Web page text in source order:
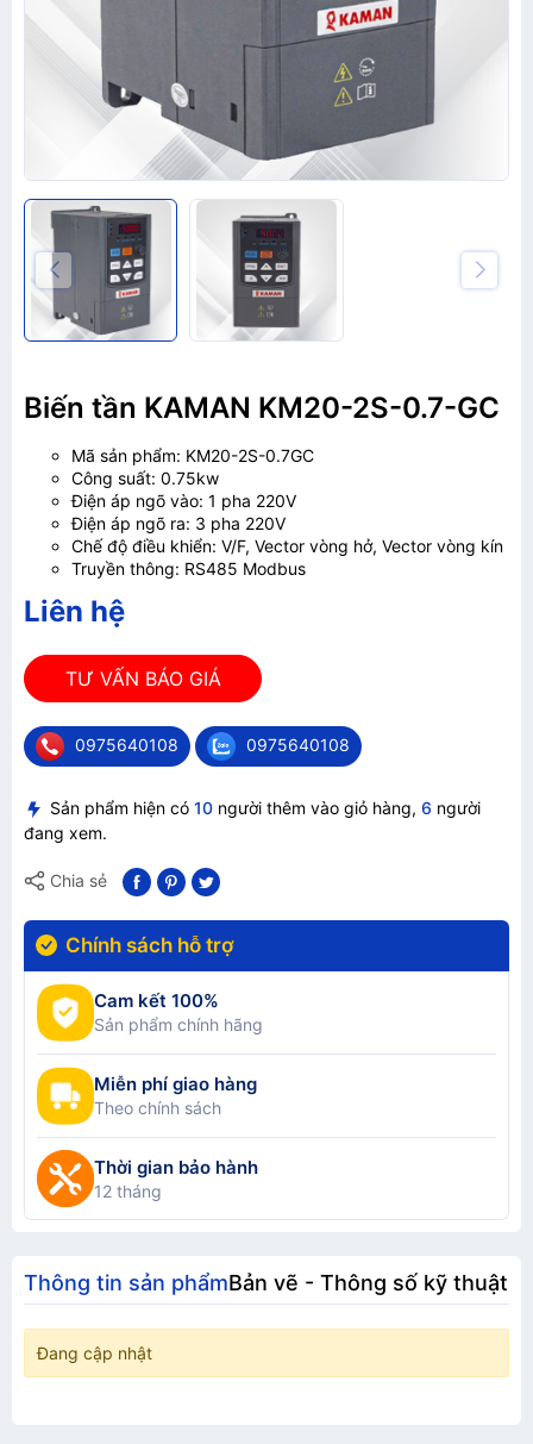
Biến tần KAMAN KM20-2S-0.7-GC
Mã sản phẩm: KM20-2S-0.7GC
Công suất: 0.75kw
Điện áp ngõ vào: 1 pha 220V
Điện áp ngõ ra: 3 pha 220V
Chế độ điều khiển: V/F, Vector vòng hở, Vector vòng kín
Truyền thông: RS485 Modbus
Liên hệ
TƯ VẤN BÁO GIÁ
0975640108 0975640108
Sản phẩm hiện có 10 người thêm vào giỏ hàng, 6 người
đang xem.
Chia sẻ
Chính sách hỗ trợ
Cam kết 100%
Sản phẩm chính hãng
Miễn phí giao hàng
Theo chính sách
Thời gian bảo hành
12 tháng
Thông tin sản phẩmBản vẽ - Thông số kỹ thuật
Đang cập nhật